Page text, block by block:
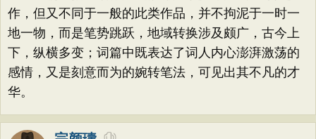
作，但又不同于一般的此类作品，并不拘泥于一时一
地一物，而是笔势跳跃，地域转换涉及颇广，古今上
下，纵横多变；词篇中既表达了词人内心澎湃激荡的
感情，又是刻意而为的婉转笔法，可见出其不凡的才
华。